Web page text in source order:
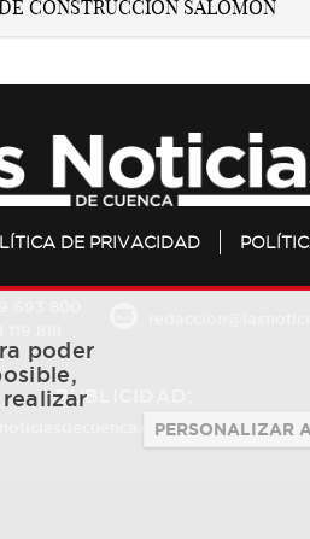
DE PRIVACIDAD
PUBLICIDAD:
684 126 573 /
poder
PERSONALIZAR